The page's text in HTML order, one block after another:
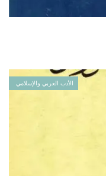
الأدب العربي والإسلامي